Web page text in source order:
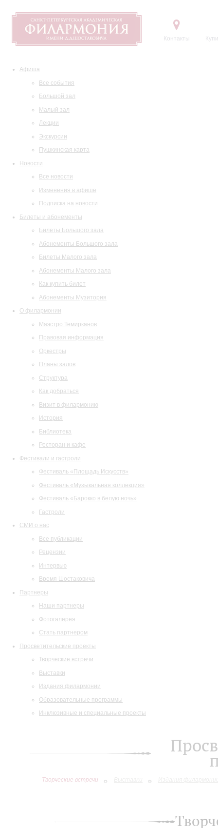
Контакты
Афиша
Все события
Большой зал
Малый зал
Лекции
Экскурсии
Пушкинская карта
Новости
Все новости
Изменения в афише
Подписка на новости
Билеты и абонементы
Билеты Большого зала
Абонементы Большого зала
Билеты Малого зала
Абонементы Малого зала
Как купить билет
Абонементы Музитория
О филармонии
Маэстро Темирканов
Правовая информация
Оркестры
Планы залов
Структура
Как добраться
Визит в филармонию
История
Библиотека
Ресторан и кафе
Фестивали и гастроли
Фестиваль «Площадь Искусств»
Фестиваль «Музыкальная коллекция»
Фестиваль «Барокко в белую ночь»
Гастроли
СМИ о нас
Все публикации
Рецензии
Интервью
Время Шостаковича
Партнеры
Наши партнеры
Фотогалерея
Стать партнером
Просветительские проекты
Творческие встречи
Выставки
Издания филармонии
Образовательные программы
Инклюзивные и специальные проекты
Творческие встречи